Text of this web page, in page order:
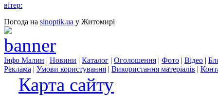
вітер:
Погода на sinoptik.ua у Житомирі
Інфо Малин | Новини | Каталог | Оголошення | Фото | Відео |
Реклама | Умови користування | Використання матеріалів |
Карта сайту